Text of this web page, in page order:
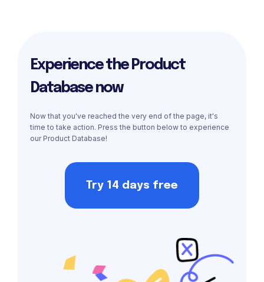
Experience the Product
Database now
Now that you've reached the very end of the page, it's
time to take action. Press the button below to experience
our Product Database!
Try 14 days free